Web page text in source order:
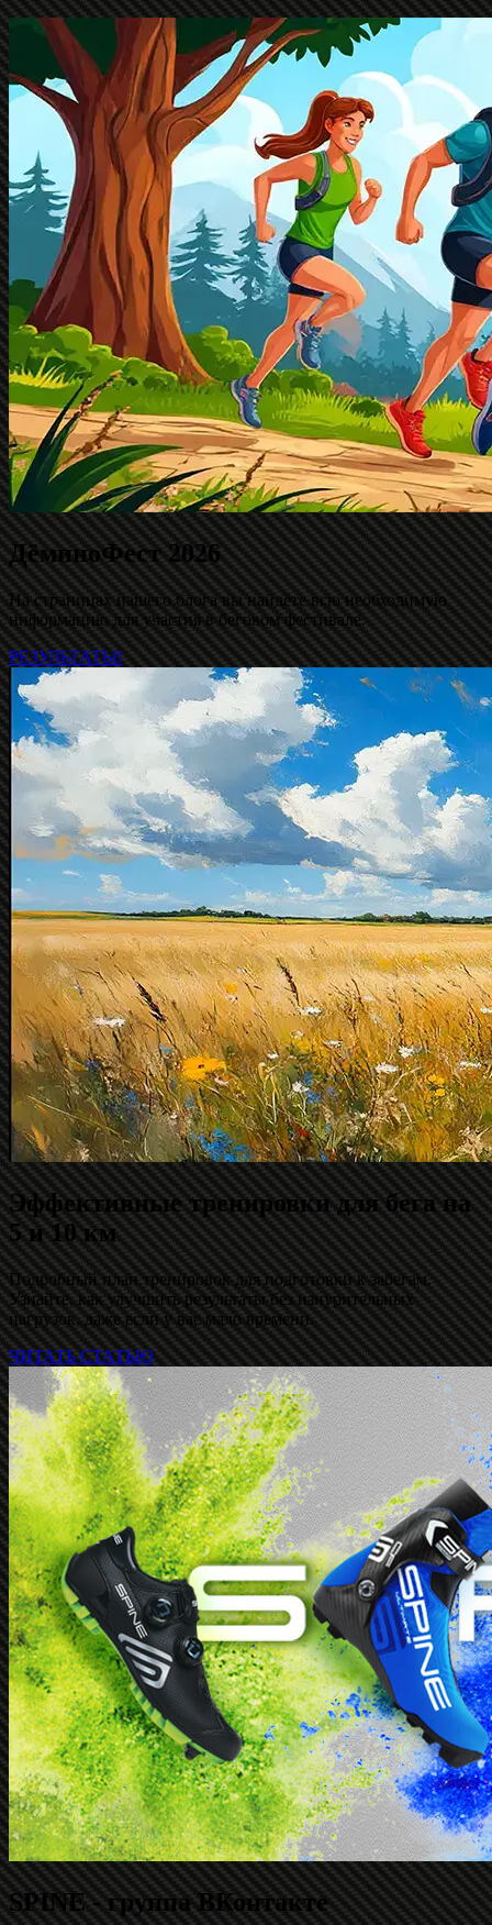
ДёминоФест 2026
На страницах нашего блога вы найдёте всю необходимую
информацию для участия в беговом фестивале.
РЕЗУЛЬТАТЫ!
Эффективные тренировки для бега на
5 и 10 км
Подробный план тренировок для подготовки к забегам.
Узнайте, как улучшить результаты без изнурительных
нагрузок, даже если у вас мало времени.
ЧИТАТЬ СТАТЬЮ
SPINE - группа ВКонтакте